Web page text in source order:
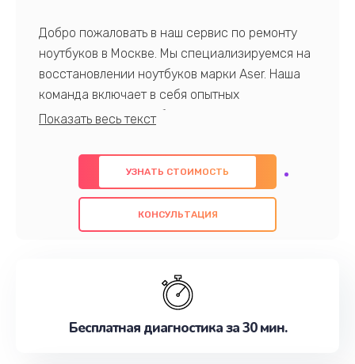
Добро пожаловать в наш сервис по ремонту
ноутбуков в Москве. Мы специализируемся на
восстановлении ноутбуков марки Aser. Наша
команда включает в себя опытных
профессионалов с обширными знаниями и
предлагаем быстрый и качественный ремонт с
использованием оригинальных компонентов, а
также гарантируем качество всех
проведенных работ. Наша цель - предоставить
наилучшим образом. Не медлите записаться на
УЗНАТЬ СТОИМОСТЬ
КОНСУЛЬТАЦИЯ
Бесплатная диагностика за 30 мин.